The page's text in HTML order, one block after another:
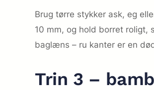
Brug tørre stykker ask, eg
10 mm, og hold borret roligt,
baglæns – ru kanter er en
Trin 3 –